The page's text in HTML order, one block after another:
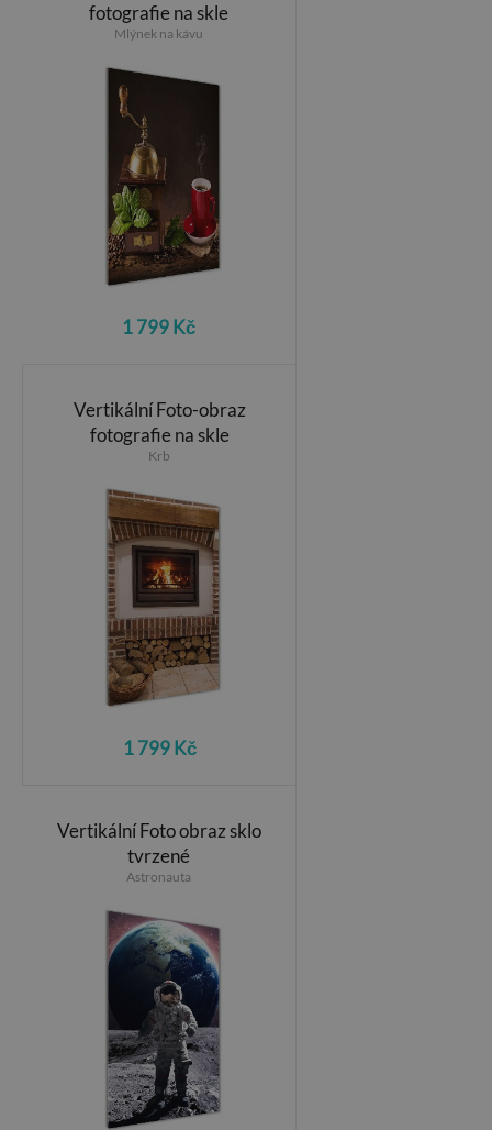
fotografie na skle
Mlýnek na kávu
1 799 Kč
Vertikální Foto-obraz
fotografie na skle
Krb
1 799 Kč
Vertikální Foto obraz sklo
tvrzené
Astronauta